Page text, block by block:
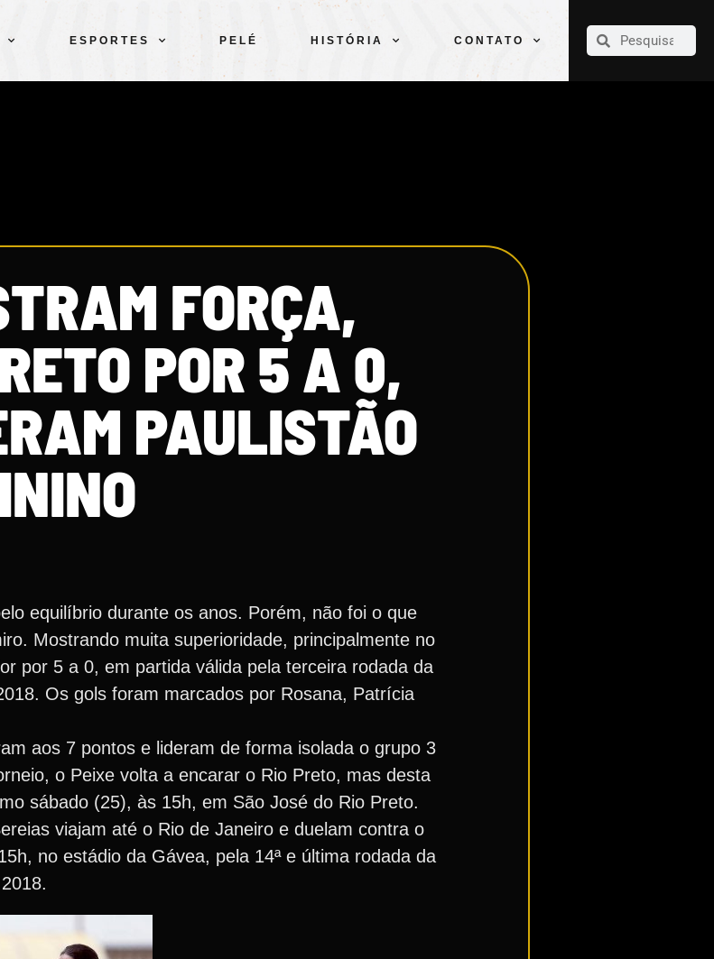
ESPORTES PELÉ HISTÓRIA CONTATO
CLUBE
FORÇA,
POR 5 A 0,
PAULISTÃO
equilíbrio durante os anos. Porém, não foi o que
Mostrando muita superioridade, principalmente no
por 5 a 0, em partida válida pela terceira rodada da
Os gols foram marcados por Rosana, Patrícia
aos 7 pontos e lideram de forma isolada o grupo 3
o Peixe volta a encarar o Rio Preto, mas desta
sábado (25), às 15h, em São José do Rio Preto.
viajam até o Rio de Janeiro e duelam contra o
no estádio da Gávea, pela 14ª e última rodada da